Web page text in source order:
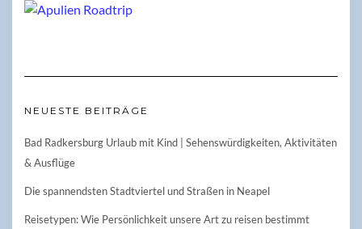
NEUESTE BEITRÄGE
Bad Radkersburg Urlaub mit Kind | Sehenswürdigkeiten, Aktivitäten
& Ausflüge
Die spannendsten Stadtviertel und Straßen in Neapel
Reisetypen: Wie Persönlichkeit unsere Art zu reisen bestimmt